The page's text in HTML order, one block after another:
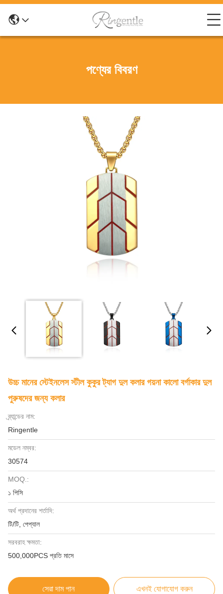
পণ্যের বিবরণ
উচ্চ মানের স্টেইনলেস স্টীল কুকুর ট্যাগ দুল কলার গয়না কালো বর্গাকার দুল
পুরুষদের জন্য কলার
ব্র্যান্ডের নাম:
Ringentle
মডেল নম্বর:
30574
MOQ.:
১ পিসি
অর্থ প্রদানের শর্তাদি:
টি/টি, পেপ্যাল
সরবরাহ ক্ষমতা:
500,000PCS প্রতি মাসে
সেরা দাম পান এখনই যোগাযোগ করুন